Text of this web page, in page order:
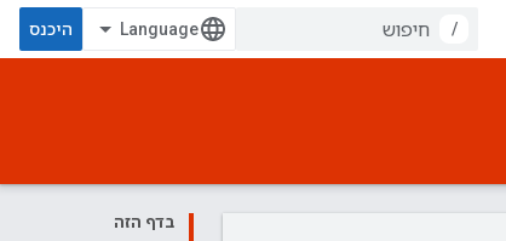
/ היכנס
בדף הזה